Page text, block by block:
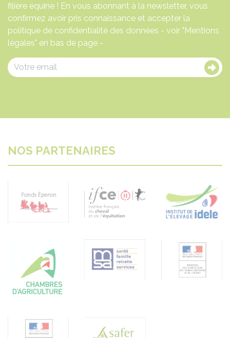
filière équine ! En vous abonnant à la newsletter, vous
confirmez avoir pris connaissance et accepter la
politique de confidentialité des données - voir "Mentions
légales" en bas de page -
NOS PARTENAIRES